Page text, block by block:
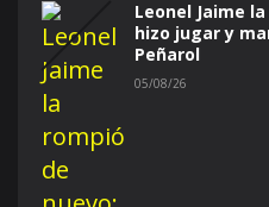
Leonel Jaime
hizo jugar y
Peñarol
05/08/26